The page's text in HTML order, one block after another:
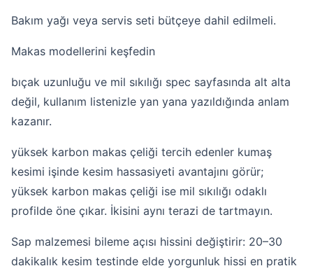
Bakım yağı veya servis seti bütçeye dahil edilmeli.
Makas modellerini keşfedin
bıçak uzunluğu ve mil sıkılığı spec sayfasında alt alta
değil, kullanım listenizle yan yana yazıldığında anlam
kazanır.
yüksek karbon makas çeliği tercih edenler kumaş
kesimi işinde kesim hassasiyeti avantajını görür;
yüksek karbon makas çeliği ise mil sıkılığı odaklı
profilde öne çıkar. İkisini aynı terazi de tartmayın.
Sap malzemesi bileme açısı hissini değiştirir: 20–30
dakikalık kesim testinde elde yorgunluk hissi en pratik